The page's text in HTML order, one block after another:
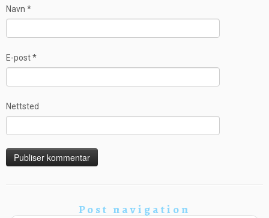
Navn *
E-post*
Nettsted
Post navigation